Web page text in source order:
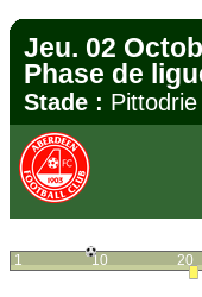
Jeu. 02
Phase de
Stade :
1 10 20